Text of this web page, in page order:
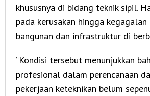
khususnya di bidang teknik sipil.
pada kerusakan hingga
bangunan dan infrastruktur di
“Kondisi tersebut menunjukkan
profesional dalam perencanaan
pekerjaan keteknikan belum